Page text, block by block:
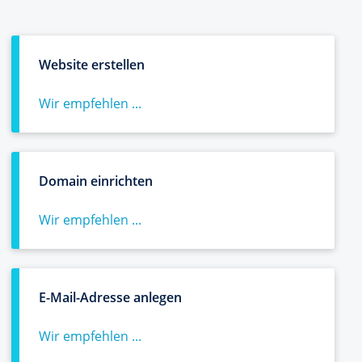
Website erstellen
Wir empfehlen ...
Domain einrichten
Wir empfehlen ...
E-Mail-Adresse anlegen
Wir empfehlen ...